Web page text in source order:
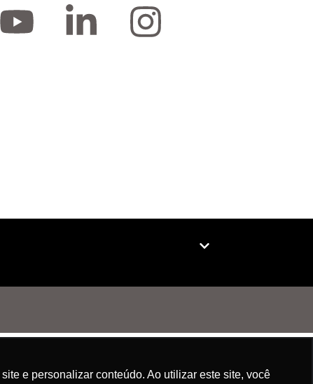
e personalizar conteúdo. Ao utilizar este site, você